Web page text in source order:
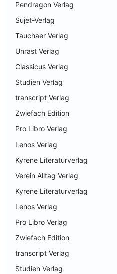
Pendragon Verlag
Sujet-Verlag
Tauchaer Verlag
Unrast Verlag
Classicus Verlag
Studien Verlag
transcript Verlag
Zwiefach Edition
Pro Libro Verlag
Lenos Verlag
Kyrene Literaturverlag
Verein Alltag Verlag
Kyrene Literaturverlag
Lenos Verlag
Pro Libro Verlag
Zwiefach Edition
transcript Verlag
Studien Verlag